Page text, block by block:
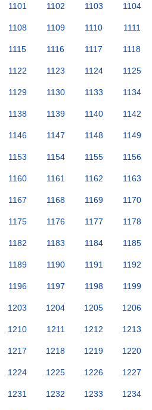
1101 1102 1103 1104
1108 1109 1110 1111
1115 1116 1117 1118
1122 1123 1124 1125
1129 1130 1133 1134
1138 1139 1140 1142
1146 1147 1148 1149
1153 1154 1155 1156
1160 1161 1162 1163
1167 1168 1169 1170
1175 1176 1177 1178
1182 1183 1184 1185
1189 1190 1191 1192
1196 1197 1198 1199
1203 1204 1205 1206
1210 1211 1212 1213
1217 1218 1219 1220
1224 1225 1226 1227
1231 1232 1233 1234